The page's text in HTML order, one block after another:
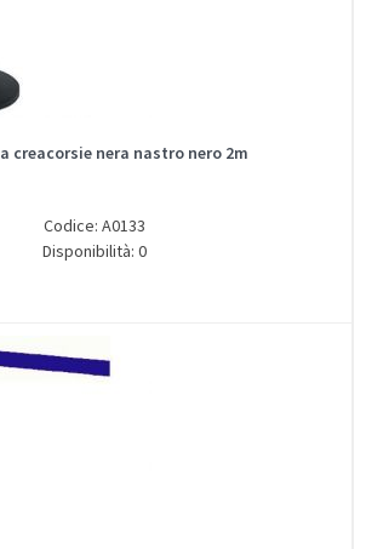
creacorsie nera nastro nero 2m
Codice: A0133
Disponibilità: 0